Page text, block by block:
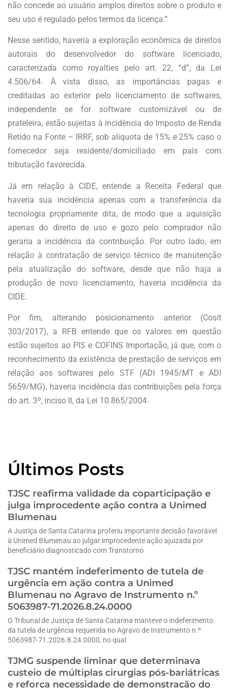
não concede ao usuário amplos direitos sobre o produto e
seu uso é regulado pelos termos da licença.”
Nesse sentido, haveria a exploração econômica de direitos
autorais do desenvolvedor do software licenciado,
caracterizada como royalties pelo art. 22, “d”, da Lei
4.506/64. À vista disso, as importâncias pagas e
creditadas ao exterior pelo licenciamento de softwares,
independente se for software customizável ou de
prateleira, estão sujeitas à incidência do Imposto de Renda
Retido na Fonte – IRRF, sob alíquota de 15% e 25% caso o
fornecedor seja residente/domiciliado em país com
tributação favorecida.
Já em relação à CIDE, entende a Receita Federal que
haveria sua incidência apenas com a transferência da
tecnologia propriamente dita, de modo que a aquisição
apenas do direito de uso e gozo pelo comprador não
geraria a incidência da contribuição. Por outro lado, em
relação à contratação de serviço técnico de manutenção
pela atualização do software, desde que não haja a
produção de novo licenciamento, haveria incidência da
CIDE.
Por fim, alterando posicionamento anterior (Cosit
303/2017), a RFB entende que os valores em questão
estão sujeitos ao PIS e COFINS Importação, já que, com o
reconhecimento da existência de prestação de serviços em
relação aos softwares pelo STF (ADI 1945/MT e ADI
5659/MG), haveria incidência das contribuições pela força
do art. 3º, inciso II, da Lei 10.865/2004.
Últimos Posts
TJSC reafirma validade da coparticipação e
julga improcedente ação contra a Unimed
Blumenau
A Justiça de Santa Catarina proferiu importante decisão favorável
à Unimed Blumenau ao julgar improcedente ação ajuizada por
beneficiário diagnosticado com Transtorno
TJSC mantém indeferimento de tutela de
urgência em ação contra a Unimed
Blumenau no Agravo de Instrumento n.º
5063987-71.2026.8.24.0000
O Tribunal de Justiça de Santa Catarina manteve o indeferimento
da tutela de urgência requerida no Agravo de Instrumento n.º
5063987-71.2026.8.24.0000, no qual
TJMG suspende liminar que determinava
custeio de múltiplas cirurgias pós-bariátricas
e reforça necessidade de demonstração do